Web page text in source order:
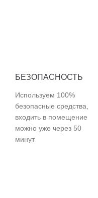
БЕЗОПАСНОСТЬ
Используем 100%
безопасные средства,
входить в помещение
можно уже через 50
минут